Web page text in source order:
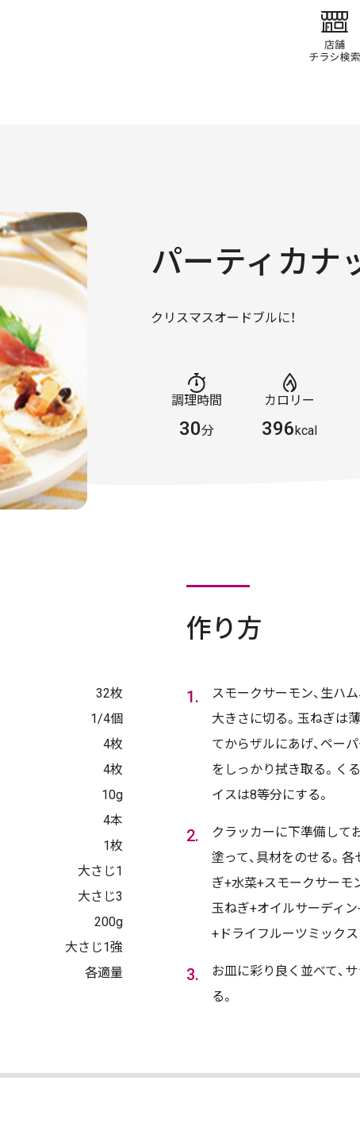
パーティカナ
クリスマスオードブルに！
調理時間
30分
カロリー
396kcal
32枚
1/4個
4枚
4枚
10g
4本
1枚
大さじ1
大さじ3
200g
大さじ1強
各適量
作り方
スモークサーモン、生ハ
大きさに切る。玉ねぎは
てからザルにあげ、ペー
をしっかり拭き取る。く
イスは8等分にする。
クラッカーに下準備して
塗って、具材をのせる。
ぎ+水菜+スモークサーモ
玉ねぎ+オイルサーディ
+ドライフルーツミックス
お皿に彩り良く並べて、
る。